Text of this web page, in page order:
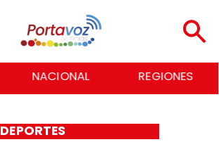
NACIONAL REGIONES
DEPORTES